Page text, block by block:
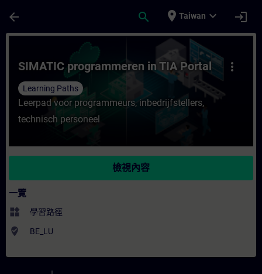
arrow_back search place Taiwan expand_more login
課程 - SIMATIC programmeren in TIA
more_vert
SIMATIC programmeren in TIA Portal
Learning Paths
Leerpad voor programmeurs, inbedrijfstellers,
technisch personeel
檢視內容
一覽
widgets 學習路徑
where_to_vote BE_LU